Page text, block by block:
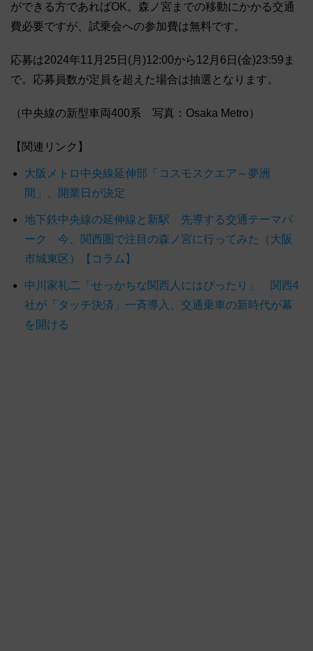
ができる方であればOK。森ノ宮までの移動にかかる交通
費必要ですが、試乗会への参加費は無料です。
応募は2024年11月25日(月)12:00から12月6日(金)23:59ま
で。応募員数が定員を超えた場合は抽選となります。
（中央線の新型車両400系 写真：Osaka Metro）
【関連リンク】
大阪メトロ中央線延伸部「コスモスクエア～夢洲
間」、開業日が決定
地下鉄中央線の延伸線と新駅 先導する交通テーマパ
ーク 今、関西圏で注目の森ノ宮に行ってみた（大阪
市城東区）【コラム】
中川家礼二「せっかちな関西人にはぴったり」 関西4
社が「タッチ決済」一斉導入、交通乗車の新時代が幕
を開ける